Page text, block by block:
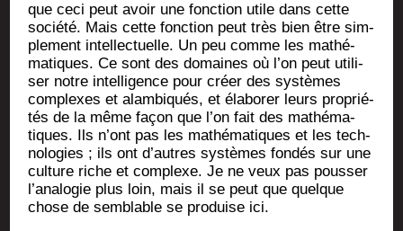
que ceci peut avoir une fonc­tion utile dans cette
socié­té. Mais cette fonc­tion peut très bien être sim­
ple­ment intel­lec­tuelle. Un peu comme les mathé­
ma­tiques. Ce sont des domaines où l’on peut uti­li­
ser notre intel­li­gence pour créer des sys­tèmes
com­plexes et alam­bi­qués, et éla­bo­rer leurs pro­prié­
tés de la même façon que l’on fait des mathé­ma­
tiques. Ils n’ont pas les mathé­ma­tiques et les tech­
no­lo­gies ; ils ont d’autres sys­tèmes fon­dés sur une
culture riche et com­plexe. Je ne veux pas pous­ser
l’analogie plus loin, mais il se peut que quelque
chose de sem­blable se pro­duise ici.